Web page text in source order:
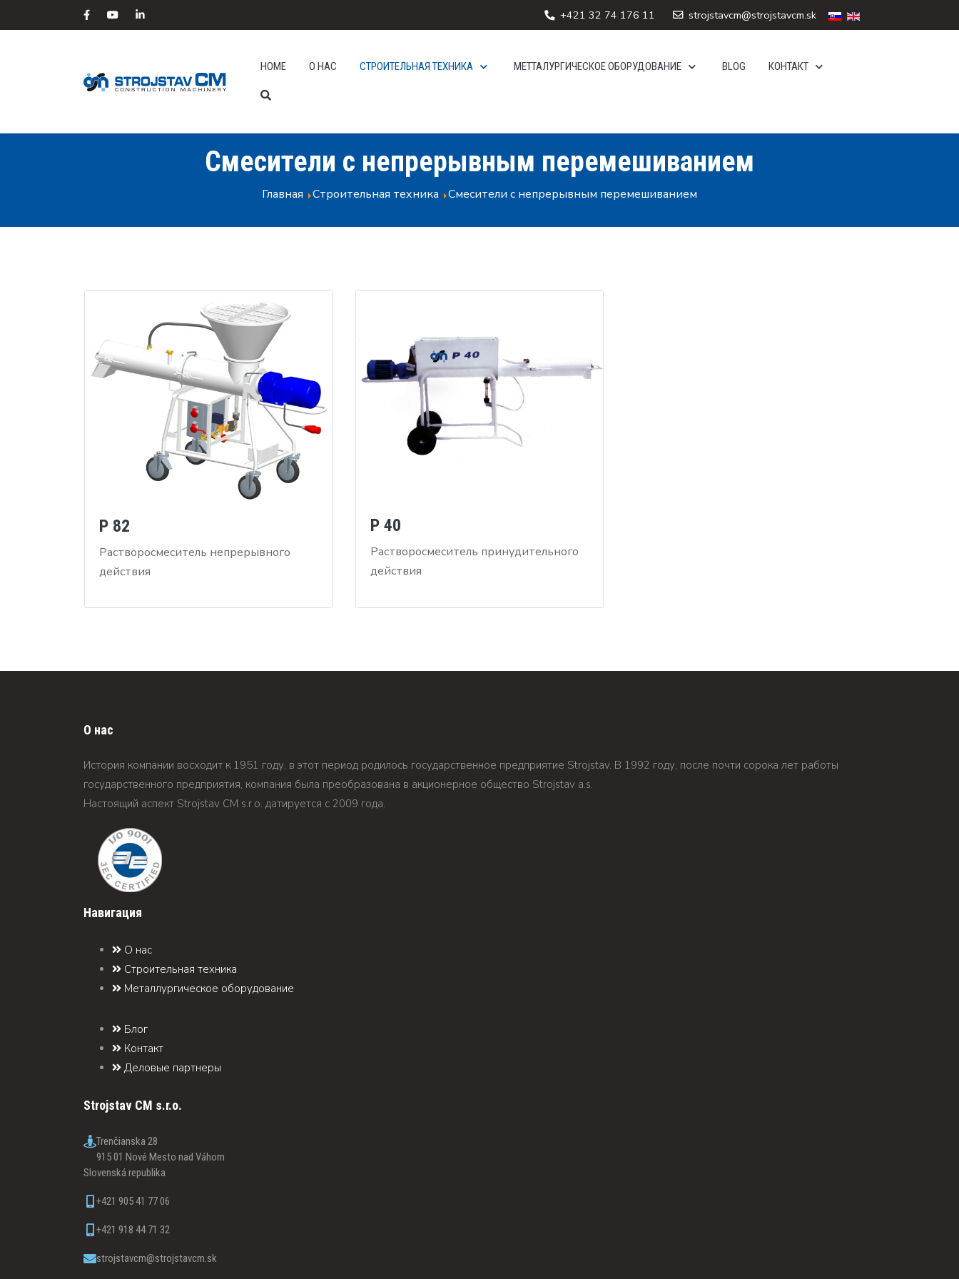
+421 32 74 176 11 strojstavcm@strojstavcm.sk
HOME О НАС СТРОИТЕЛЬНАЯ ТЕХНИКА МЕТТАЛУРГИЧЕСКОЕ ОБОРУДОВАНИЕ BLOG КОНТАКТ
Смесители с непрерывным перемешиванием
Главная Строительная техника Смесители с непрерывным перемешиванием
P 82
Растворосмеситель непрерывного
действия
P 40
Растворосмеситель принудительного
действия
О нас
История компании восходит к 1951 году, в этот период родилось государственное предприятие Strojstav. В 1992 году, после почти сорока лет работы
государственного предприятия, компания была преобразована в акционерное общество Strojstav а.s.
Настоящий аспект Strojstav CM s.r.o. датируется c 2009 года.
Навигация
О нас
Строительная техника
Металлургическое оборудование
Блог
Контакт
Деловые партнеры
Strojstav CM s.r.o.
Trenčianska 28
915 01 Nové Mesto nad Váhom
Slovenská republika
+421 905 41 77 06
+421 918 44 71 32
strojstavcm@strojstavcm.sk